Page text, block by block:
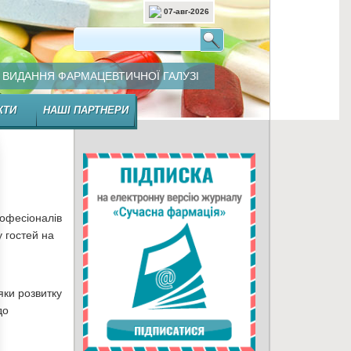
07-авг-2026
НАШІ ПАРТНЕРИ
ФАРМАЦЕВТИЧНОЇ ГАЛУЗІ
гостей на
розвитку